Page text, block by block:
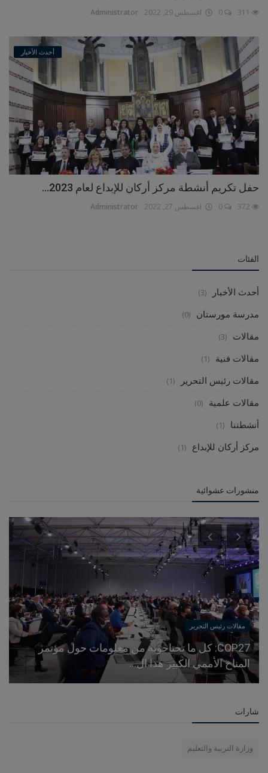
Administrator اغسطس 29, 2022
أحدث الأخبار
حفل تكريم أنشطة مركز أركان للإبداع لعام 2023...
Administrator اغسطس 27, 2022
الفئات
أحدث الأخبار (3)
مدرسة مورستان (0)
مقالات (3)
مقالات فنية (1)
مقالات رئيس التحرير (1)
مقالات علمية (0)
أنشطتنا (1)
مركز أركان للإبداع (1)
منشورات عشوائية
مقالات رئيس التحرير
COP27: كل ما تحتاجونه من معلومات حول مؤتمر
المناخ الأممي الكبير هذا ال...
شارات
وزارة التربية والتعليم